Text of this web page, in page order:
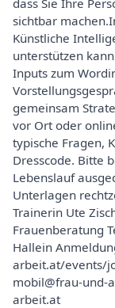
dass Sie Ihre
sichtbar
Künstliche
unterstützen
Inputs zum
gemeinsam
vor Ort oder
typische Fragen,
Dresscode. Bitte
Lebenslauf
Unterlagen
Trainerin Ute
Frauenberatung
Hallein
arbeit.at/events/
mobil@frau-und-
arbeit.at